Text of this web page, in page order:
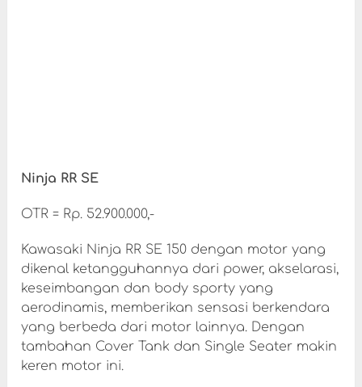
Ninja RR SE
OTR = Rp. 52.900.000,-
Kawasaki Ninja RR SE 150 dengan motor yang
dikenal ketangguhannya dari power, akselarasi,
keseimbangan dan body sporty yang
aerodinamis, memberikan sensasi berkendara
yang berbeda dari motor lainnya. Dengan
tambahan Cover Tank dan Single Seater makin
keren motor ini.